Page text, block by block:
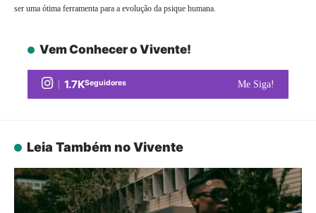
ser uma ótima ferramenta para a evolução da psique humana.
Vem Conhecer o Vivente!
1.7KSeguidores Me Siga!
Leia Também no Vivente